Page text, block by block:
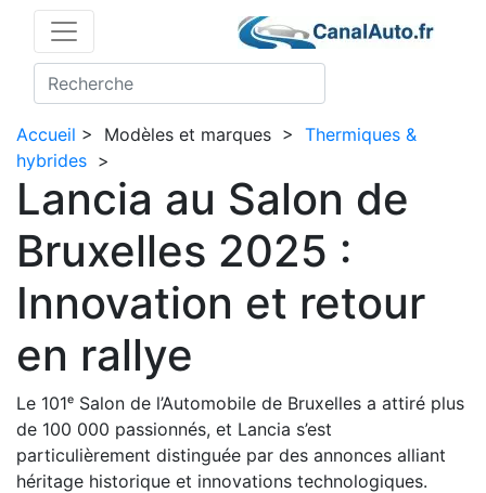
Accueil > Modèles et marques > Thermiques &
hybrides >
Lancia au Salon de
Bruxelles 2025 :
Innovation et retour
en rallye
Le 101ᵉ Salon de l’Automobile de Bruxelles a attiré plus
de 100 000 passionnés, et Lancia s’est
particulièrement distinguée par des annonces alliant
héritage historique et innovations technologiques.